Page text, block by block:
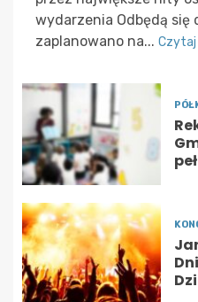
wydarzenia Odbędą się
zaplanowano na... Czytaj